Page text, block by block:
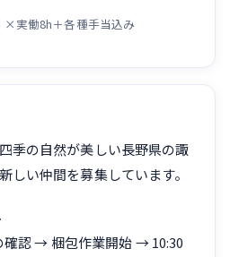
×実働8h＋各種手当込み
季の自然が美しい長野県の諏
しい仲間を募集しています。
認 → 梱包作業開始 → 10:30